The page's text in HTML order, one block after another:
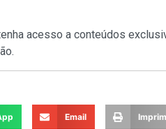
acesso a conteúdos
Email